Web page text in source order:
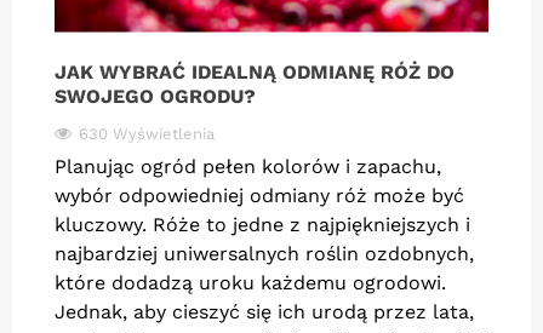
JAK WYBRAĆ IDEALNĄ ODMIANĘ RÓŻ DO
SWOJEGO OGRODU?
630 Wyświetlenia
Planując ogród pełen kolorów i zapachu,
wybór odpowiedniej odmiany róż może być
kluczowy. Róże to jedne z najpiękniejszych i
najbardziej uniwersalnych roślin ozdobnych,
które dodadzą uroku każdemu ogrodowi.
Jednak, aby cieszyć się ich urodą przez lata,